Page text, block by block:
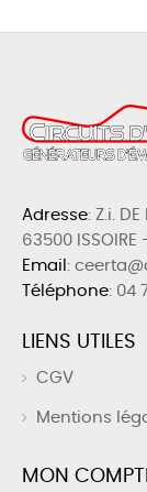
Adresse: Z.i.
63500 ISSOIRE
Email :
Téléphone: 04
LIENS UTILES
CGV
Mentions
MON